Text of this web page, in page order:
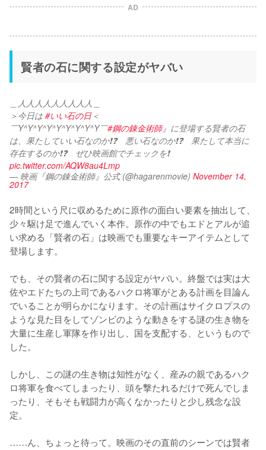
AD
賢者の石に関する設定がヤバい
＿人人人人人人人人人＿
＞今日は #いい石の日 ＜
￣Y^Y^Y^Y^Y^Y^Y^Y^Y￣#鋼の錬金術師』に登場する賢者の石
は、果たしていい石なのか❗❓　悪い石なのか❗❓　果たして本当に
存在するのか❗❓　ぜひ映画館でチェックを❗
pic.twitter.com/AQW8au4Lmp
— 映画『鋼の錬金術師』公式 (@hagarenmovie) November 14,
2017
2時間という尺に収めるために原作の面白い要素を抽出して、
少々駆け足で進んでいく本作。原作の中でもエドとアルが追
い求める「賢者の石」は映画でも重要なキーアイテムとして
登場します。
でも、その賢者の石に関する設定がヤバい。終盤では実は大
佐やエドたちの上司であるハクロ将軍がとある計画を目論ん
でいることが明らかになります。その計画はサイクロプスの
ような見た目をしてゾンビのような動きをする謎の生き物を
大量に生産し軍隊を作り出し、国を支配する、というもので
した。
しかし、この謎の生き物は知性がなく、産みの親であるハク
ロ将軍を食べてしまったり、頭を撃たれるだけで死んでしま
ったり、そもそも戦闘力が高くなかったりと少し残念な設
定。
……ん、ちょっと待って。映画のその直前のシーンでは賢者